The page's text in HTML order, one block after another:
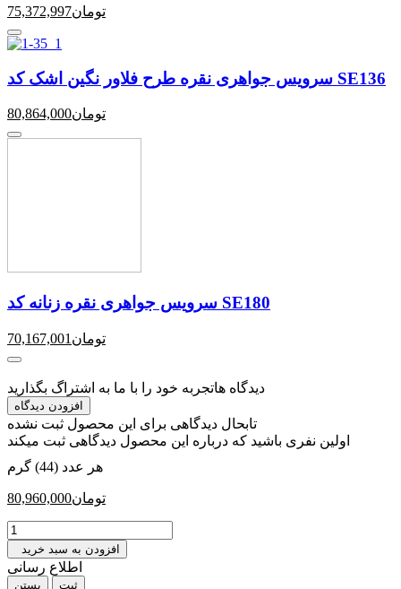
75,372,997تومان
سرویس جواهری نقره طرح فلاور نگین اشک کد SE136
80,864,000تومان
سرویس جواهری نقره زنانه کد SE180
70,167,001 تومان
دیدگاه هاتجربه خود را با ما به اشتراگ بگذارید
افزودن دیدگاه
تابحال دیدگاهی برای این محصول ثبت نشده
اولین نفری باشید که درباره این محصول دیدگاهی ثبت میکند
هر عدد (44) گرم
80,960,000تومان
افزودن به سبد خرید
اطلاع رسانی
بستن